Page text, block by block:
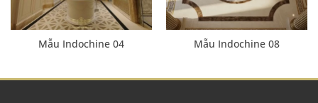
Mẫu Indochine 04 Mẫu Indochine 08